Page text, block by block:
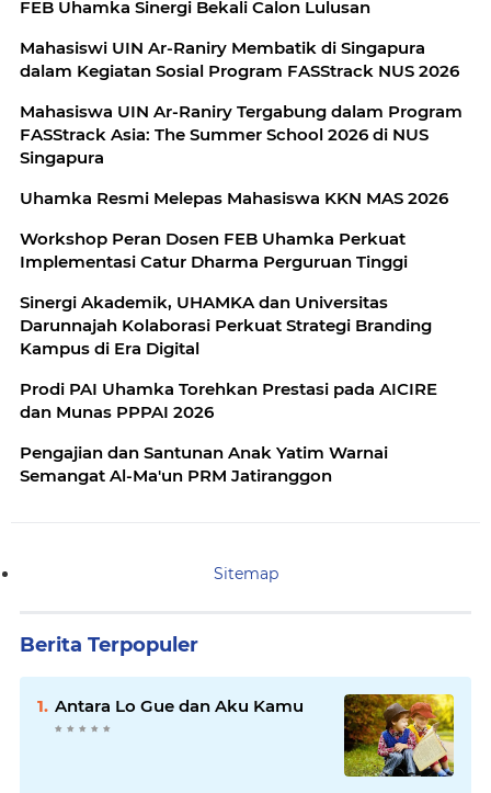
FEB Uhamka Sinergi Bekali Calon Lulusan
Mahasiswi UIN Ar-Raniry Membatik di Singapura
dalam Kegiatan Sosial Program FASStrack NUS 2026
Mahasiswa UIN Ar-Raniry Tergabung dalam Program
FASStrack Asia: The Summer School 2026 di NUS
Singapura
Uhamka Resmi Melepas Mahasiswa KKN MAS 2026
Workshop Peran Dosen FEB Uhamka Perkuat
Implementasi Catur Dharma Perguruan Tinggi
Sinergi Akademik, UHAMKA dan Universitas
Darunnajah Kolaborasi Perkuat Strategi Branding
Kampus di Era Digital
Prodi PAI Uhamka Torehkan Prestasi pada AICIRE
dan Munas PPPAI 2026
Pengajian dan Santunan Anak Yatim Warnai
Semangat Al-Ma'un PRM Jatiranggon
Sitemap
Berita Terpopuler
Antara Lo Gue dan Aku Kamu